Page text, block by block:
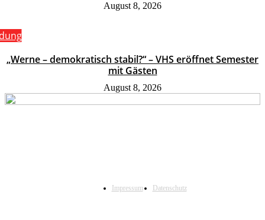
August 8, 2026
„Werne – demokratisch stabil?“ – VHS eröffnet Semester
mit Gästen
August 8, 2026
Impressum Datenschutz